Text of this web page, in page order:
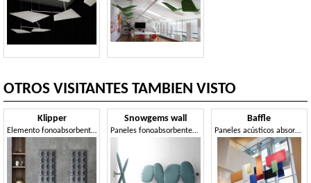
OTROS VISITANTES TAMBIEN VISTO
Klipper
Elemento fonoabsorbente de pared, de formas sinuosas y onduladas
Snowgems wall
Paneles fonoabsorbentes de pared, en forma de gemas
Baffle
Paneles acústicos absorbentes del sonido desde el techo